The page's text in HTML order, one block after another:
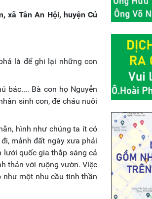
xã Tân An Hội, huyện Củ
là để ghi lại những con
bác.... Bà con họ Nguyễn
sinh con, đẻ cháu nuôi
hình như chúng ta ít có
mảnh đất ngày xưa phải
lưới quốc gia thắp sáng cả
thản với ruộng vườn. Việc
như một nhu cầu tinh thần